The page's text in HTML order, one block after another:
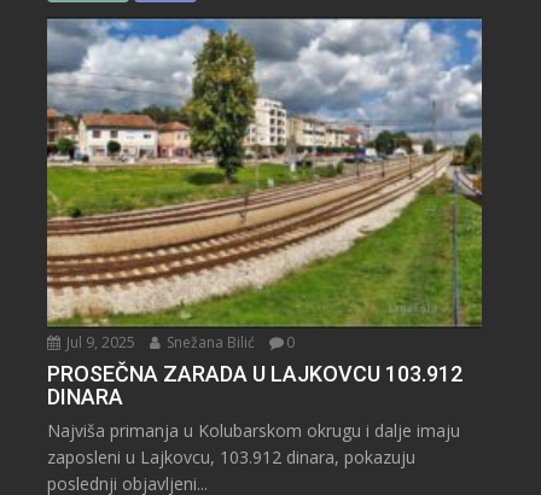
Jul 9, 2025 Snežana Bilić 0
PROSEČNA ZARADA U LAJKOVCU 103.912
DINARA
Najviša primanja u Kolubarskom okrugu i dalje imaju
zaposleni u Lajkovcu, 103.912 dinara, pokazuju
poslednji objavljeni...